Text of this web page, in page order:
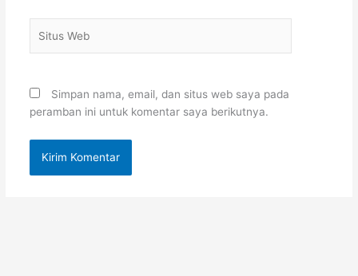
Web
Simpan nama, email, dan situs web saya pada
peramban ini untuk komentar saya berikutnya.